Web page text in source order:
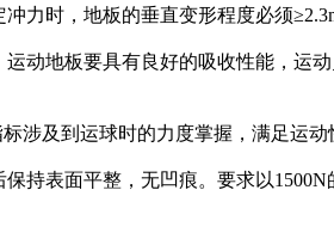
力时，地板的垂直变形程度必须
地板要具有良好的吸收性能，运
涉及到运球时的力度掌握，满足运动
持表面平整，无凹痕。要求以